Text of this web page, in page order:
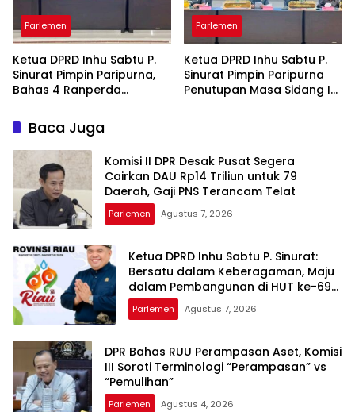
Parlemen
Ketua DPRD Inhu Sabtu P.
Sinurat Pimpin Paripurna,
Bahas 4 Ranperda
Perseroan hingga Rencana
Induk Pariwisata
Parlemen
Ketua DPRD Inhu Sabtu P.
Sinurat Pimpin Paripurna
Penutupan Masa Sidang I
Baca Juga
Komisi II DPR Desak Pusat Segera
Cairkan DAU Rp14 Triliun untuk 79
Daerah, Gaji PNS Terancam Telat
Parlemen Agustus 7, 2026
Ketua DPRD Inhu Sabtu P. Sinurat:
Bersatu dalam Keberagaman, Maju
dalam Pembangunan di HUT ke-69
Provinsi Riau
Parlemen Agustus 7, 2026
DPR Bahas RUU Perampasan Aset, Komisi
III Soroti Terminologi “Perampasan” vs
“Pemulihan”
Parlemen Agustus 4, 2026